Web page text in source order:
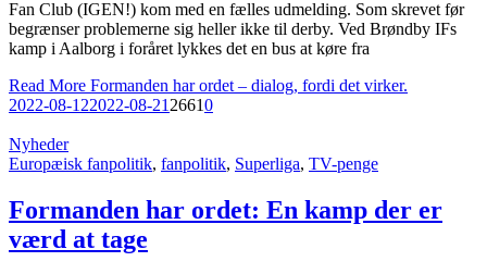
Fan Club (IGEN!) kom med en fælles udmelding. Som skrevet før
begrænser problemerne sig heller ikke til derby. Ved Brøndby IFs
kamp i Aalborg i foråret lykkes det en bus at køre fra
Read More Formanden har ordet – dialog, fordi det virker.
2022-08-122022-08-21 26610
Nyheder
Europæisk fanpolitik, fanpolitik, Superliga, TV-penge
Formanden har ordet: En kamp der er
værd at tage